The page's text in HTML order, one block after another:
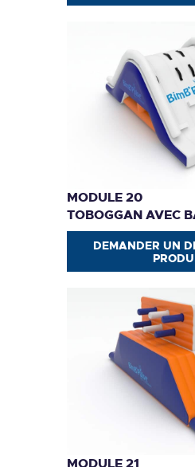
MODULE 20
TOBOGGAN AVEC
DEMANDER UN
MODULE 21